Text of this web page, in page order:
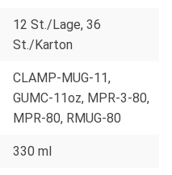
12 St./Lage, 36
St./Karton
CLAMP-MUG-11,
GUMC-11oz, MPR-3-80,
MPR-80, RMUG-80
330 ml